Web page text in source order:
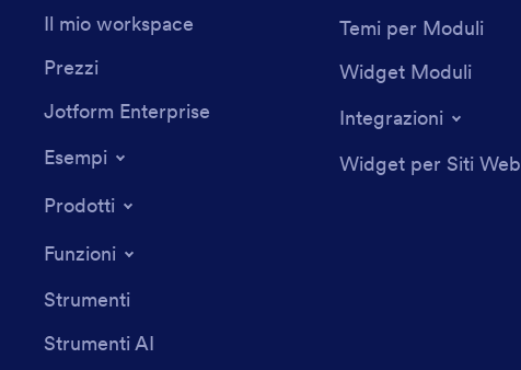
Il mio workspace
Prezzi
Jotform Enterprise
Esempi
Prodotti
Funzioni
Strumenti
Strumenti AI
Temi per Moduli
Widget Moduli
Integrazioni
Widget per Siti Web